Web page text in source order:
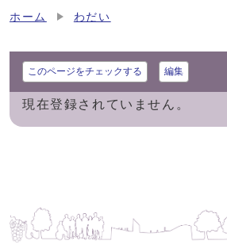
ホーム わだい
このページをチェックする 編集
現在登録されていません。